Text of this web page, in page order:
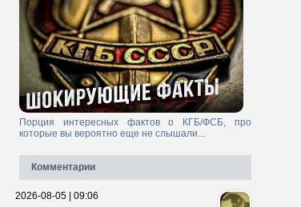
Порция интересных фактов о КГБ/ФСБ, про
которые вы вероятно еще не слышали...
Комментарии
2026-08-05 | 09:06